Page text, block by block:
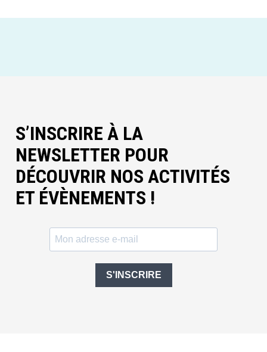
S’INSCRIRE À LA
NEWSLETTER POUR
DÉCOUVRIR NOS ACTIVITÉS
ET ÉVÈNEMENTS !
S'INSCRIRE